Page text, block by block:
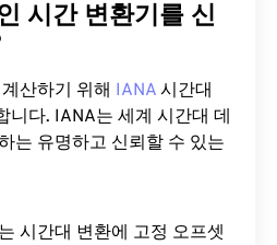
시간 변환기를 신
산하기 위해 IANA 시간대
니다. IANA는 세계 시간대 데
는 유명하고 신뢰할 수 있는
시간대 변환에 ​​고정 오프셋